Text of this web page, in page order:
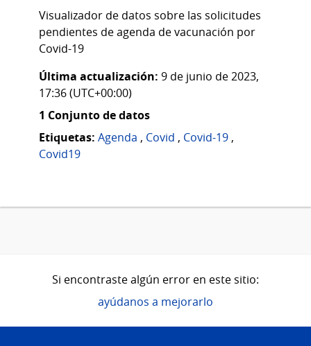
Visualizador de datos sobre las solicitudes
pendientes de agenda de vacunación por
Covid-19
Última actualización: 9 de junio de 2023,
17:36 (UTC+00:00)
1 Conjunto de datos
Etiquetas: Agenda , Covid , Covid-19,
Covid19
Si encontraste algún error en este sitio:
ayúdanos a mejorarlo